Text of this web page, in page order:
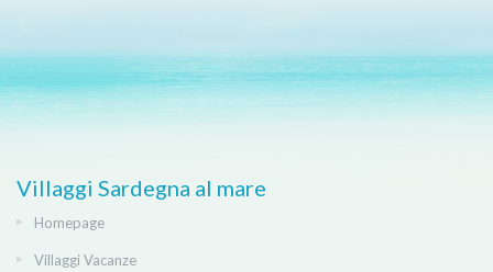
Villaggi Sardegna al mare
Homepage
Villaggi Vacanze